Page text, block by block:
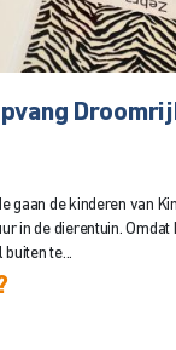
gaan de kinderen van
in de dierentuin. Omdat
te...